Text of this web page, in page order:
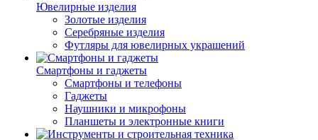
Ювелирные изделия
Золотые изделия
Серебряные изделия
Футляры для ювелирных украшений
Смартфоны и гаджеты
Смартфоны и телефоны
Гаджеты
Наушники и микрофоны
Планшеты и электронные книги